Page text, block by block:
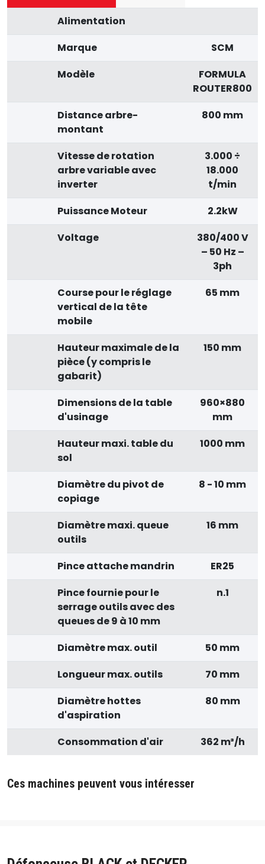
Alimentation
Marque
SCM
Modèle
FORMULA
ROUTER800
Distance arbre-
montant
800 mm
Vitesse de rotation
arbre variable avec
inverter
3.000 ÷
18.000
t/min
Puissance Moteur
2.2kW
Voltage
380/400 V
– 50 Hz –
3ph
Course pour le réglage
vertical de la tête
mobile
65 mm
Hauteur maximale de la
pièce (y compris le
gabarit)
150 mm
Dimensions de la table
d'usinage
960×880
mm
Hauteur maxi. table du
sol
1000 mm
Diamètre du pivot de
copiage
8 - 10 mm
Diamètre maxi. queue
outils
16 mm
Pince attache mandrin
ER25
Pince fournie pour le
serrage outils avec des
queues de 9 à 10 mm
n.1
Diamètre max. outil
50 mm
Longueur max. outils
70 mm
Diamètre hottes
d'aspiration
80 mm
Consommation d'air 362 m³/h
Ces machines peuvent vous intéresser